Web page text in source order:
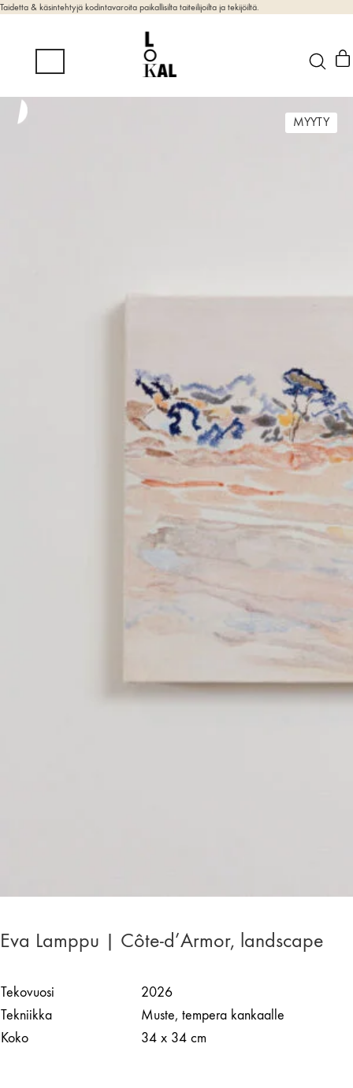
Taidetta & käsintehtyjä kodintavaroita paikallisilta taiteilijoilta ja tekijöiltä.
MYYTY
Eva Lamppu | Côte-d’Armor, landscape
Tekovuosi
2026
Tekniikka
Muste, tempera kankaalle
Koko
34 x 34 cm